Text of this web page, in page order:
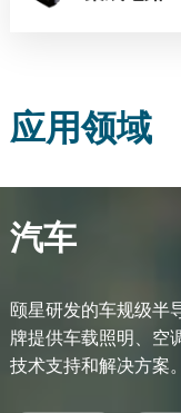
应用领域
汽车
颐星研发的车规级半
牌提供车载照明、空
技术支持和解决方案。